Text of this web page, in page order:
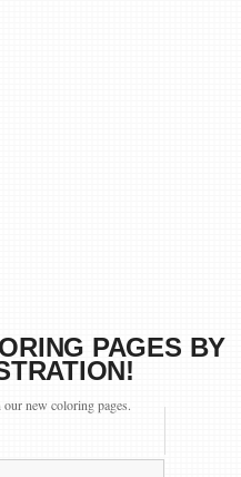
PAGES BY
new coloring pages.